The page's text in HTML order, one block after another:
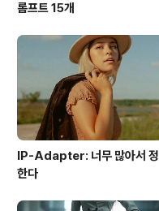
롬프트 15개
IP-Adapter: 너무 많아서 정
한다